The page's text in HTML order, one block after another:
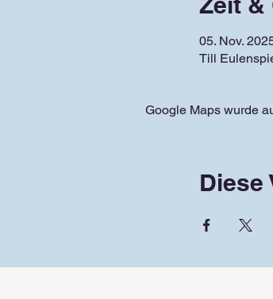
05. Nov.
Till
Google Maps wurde
Diese